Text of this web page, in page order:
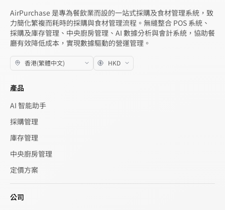
AirPurchase 是專為餐飲業而設的一站式採購及食材管理系統，致
力簡化繁複而耗時的採購與食材管理流程。無縫整合 POS 系統、
採購及庫存管理、中央廚房管理、AI 數據分析與會計系統，協助餐
廳有效降低成本，實現數據驅動的營運管理。
產品
AI 智能助手
採購管理
庫存管理
中央廚房管理
定價方案
公司